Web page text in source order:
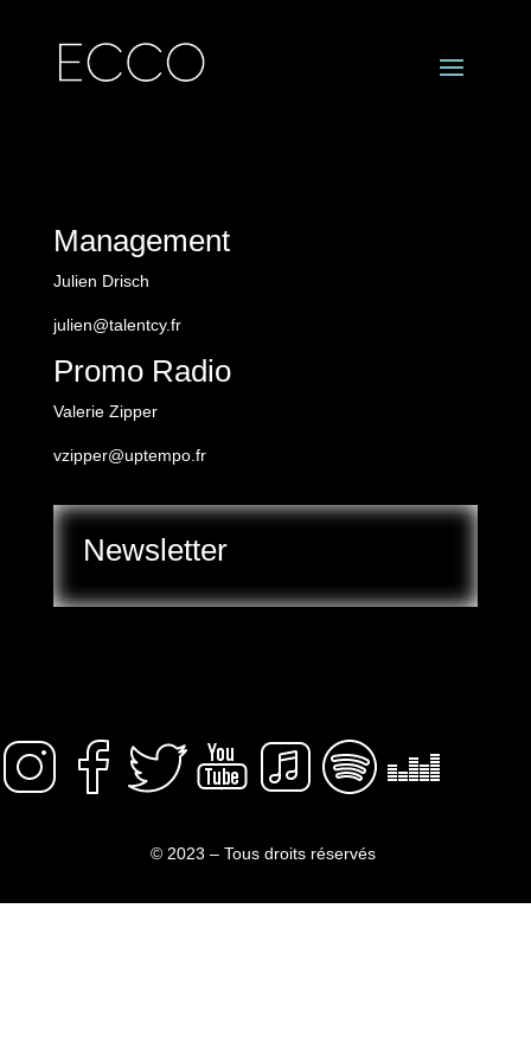
Management
Julien Drisch
julien@talentcy.fr
Promo Radio
Valerie Zipper
vzipper@uptempo.fr
Newsletter
© 2023 – Tous droits réservés